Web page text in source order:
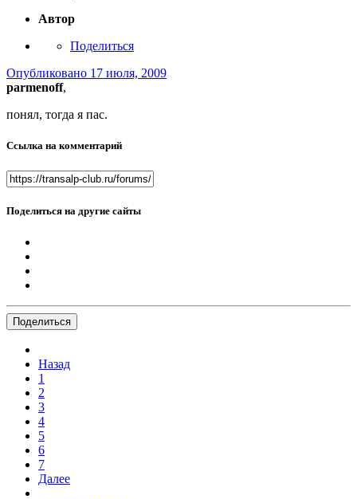
Автор
Поделиться
Опубликовано 17 июля, 2009
parmenoff,
понял, тогда я пас.
Ссылка на комментарий
Поделиться на другие сайты
Поделиться
Назад
1
2
3
4
5
6
7
Далее